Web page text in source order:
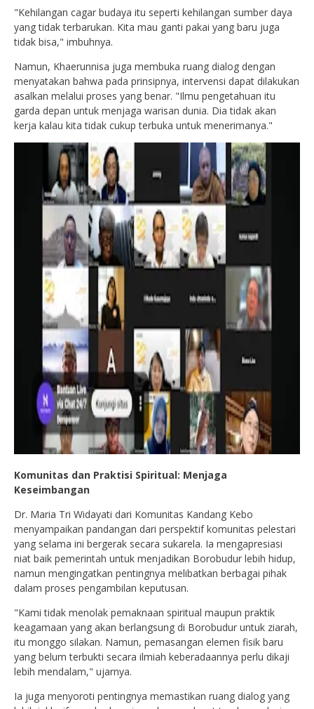
"Kehilangan cagar budaya itu seperti kehilangan sumber daya
yang tidak terbarukan. Kita mau ganti pakai yang baru juga
tidak bisa," imbuhnya.
Namun, Khaerunnisa juga membuka ruang dialog dengan
menyatakan bahwa pada prinsipnya, intervensi dapat dilakukan
asalkan melalui proses yang benar. "Ilmu pengetahuan itu
garda depan untuk menjaga warisan dunia. Dia tidak akan
kerja kalau kita tidak cukup terbuka untuk menerimanya."
Komunitas dan Praktisi Spiritual: Menjaga
Keseimbangan
Dr. Maria Tri Widayati dari Komunitas Kandang Kebo
menyampaikan pandangan dari perspektif komunitas pelestari
yang selama ini bergerak secara sukarela. Ia mengapresiasi
niat baik pemerintah untuk menjadikan Borobudur lebih hidup,
namun mengingatkan pentingnya melibatkan berbagai pihak
dalam proses pengambilan keputusan.
"Kami tidak menolak pemaknaan spiritual maupun praktik
keagamaan yang akan berlangsung di Borobudur untuk ziarah,
itu monggo silakan. Namun, pemasangan elemen fisik baru
yang belum terbukti secara ilmiah keberadaannya perlu dikaji
lebih mendalam," ujarnya.
Ia juga menyoroti pentingnya memastikan ruang dialog yang